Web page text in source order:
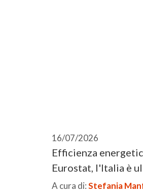
16/07/2026
Efficienza
Eurostat, l'Italia è
A cura di:Stefania